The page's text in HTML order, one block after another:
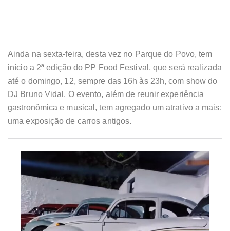
Ainda na sexta-feira, desta vez no Parque do Povo, tem
início a 2ª edição do PP Food Festival, que será realizada
até o domingo, 12, sempre das 16h às 23h, com show do
DJ Bruno Vidal. O evento, além de reunir experiência
gastronômica e musical, tem agregado um atrativo a mais:
uma exposição de carros antigos.